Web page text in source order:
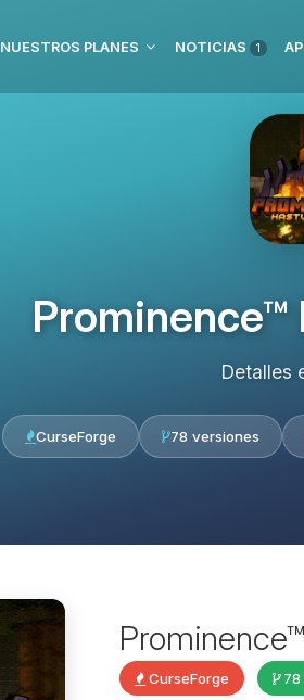
NUESTROS PLANES NOTICIAS 1
Prominence™
Detalles
CurseForge 78 versiones
CurseForge 78